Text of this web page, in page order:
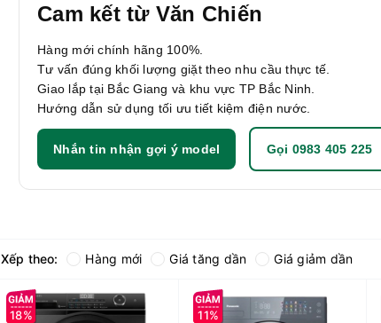
Cam kết từ Văn Chiến
Hàng mới chính hãng 100%.
Tư vấn đúng khối lượng giặt theo nhu cầu thực tế.
Giao lắp tại Bắc Giang và khu vực TP Bắc Ninh.
Hướng dẫn sử dụng tối ưu tiết kiệm điện nước.
Nhắn tin nhận gợi ý model Gọi 0983 405 225
Xếp theo: Hàng mới Giá tăng dần Giá giảm dần
18% 11%